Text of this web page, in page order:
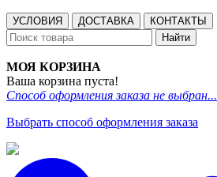
УСЛОВИЯ ДОСТАВКА
КОНТАКТЫ
Найти
МОЯ КОРЗИНА
Ваша корзина пуста!
Способ оформления заказа не выбран...
Выбрать способ оформления заказа